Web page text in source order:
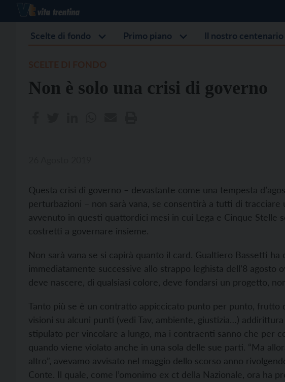
Scelte di fondo Primo piano Il nostro centenario
Non è solo una crisi di governo
Questa crisi di governo – devastante come una tempesta
perturbazioni – non sarà vana, se consentirà a tutti di tracciare
avvenuto in questi quattordici mesi in cui Lega e Cinque Stelle
costretti a governare insieme.
Non sarà vana se si capirà quanto il card. Gualtiero Bassetti
immediatamente successive allo strappo leghista dell’8 agosto
deve nascere, di qualsiasi colore, deve fondarsi un progetto,
Tanto più se è un contratto appiccicato punto per punto, frutto
visioni su alcuni punti (vedi Tav, ambiente, giustizia…)
stipulato per vincolare a lungo, ma i contraenti sanno che per
quando viene violato anche in una sola delle sue parti. “Ma
altro”, avevamo avvisato nel maggio dello scorso anno
Conte. Il quale, come l’omonimo ex ct della Nazionale, ora ha